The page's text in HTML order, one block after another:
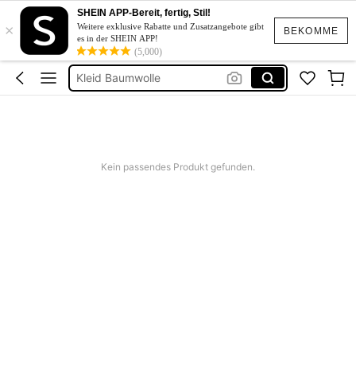
BEKOMME
×
SHEIN APP-Bereit, fertig, Stil!
Weitere exklusive Rabatte und Zusatzangebote gibt
es in der SHEIN APP!
(5,000)
Kurze Kleider Sommer
Bikini
Kleid Baumwolle
Kurze Hose Männer
Kein passendes Produkt gefunden.